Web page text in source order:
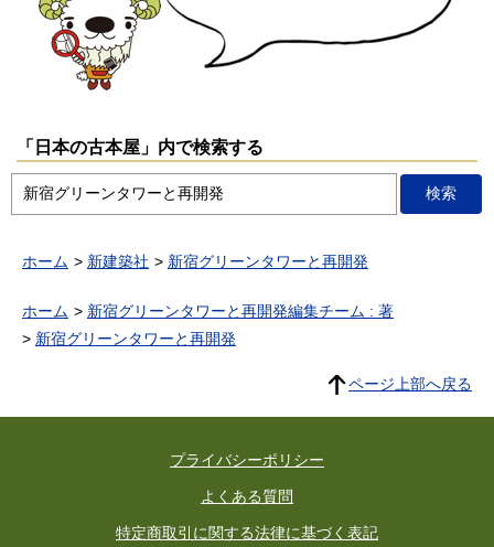
「日本の古本屋」内で検索する
ホーム 新建築社 新宿グリーンタワーと再開発
ホーム
新宿グリーンタワーと再開発編集チーム : 著
新宿グリーンタワーと再開発
ページ上部へ戻る
プライバシーポリシー
よくある質問
特定商取引に関する法律に基づく表記